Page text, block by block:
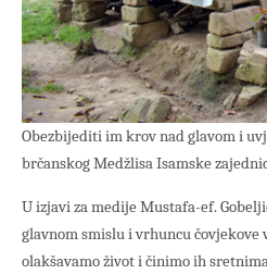
Obezbijediti im krov nad glavom i
brčanskog Medžlisa Isamske
U izjavi za medije Mustafa-ef.
glavnom smislu i vrhuncu čovjekove
olakšavamo život i činimo ih